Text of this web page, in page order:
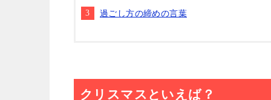
過ごし方の締めの言葉
クリスマスといえば？